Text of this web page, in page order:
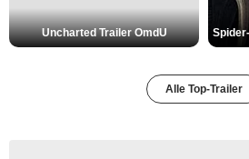
Uncharted Trailer OmdU
Alle Top-Trailer